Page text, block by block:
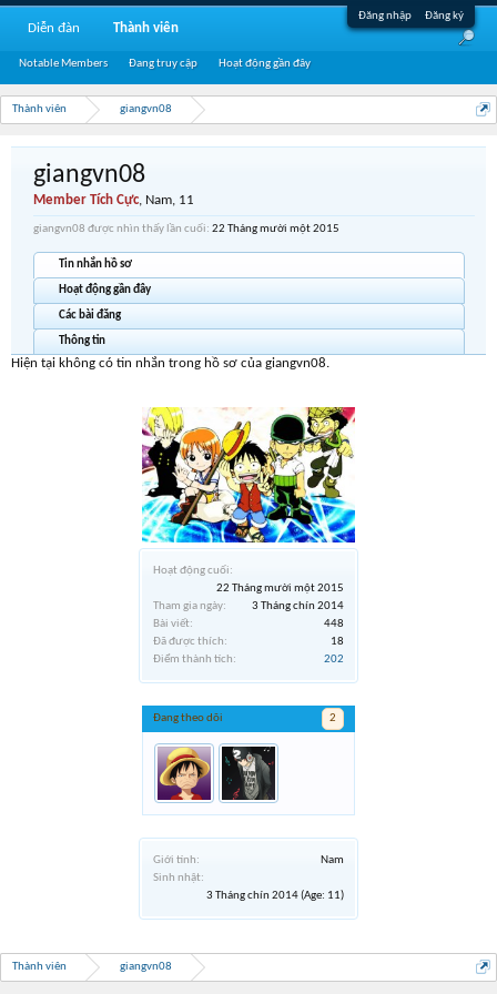
Đăng nhập Đăng ký
Thành viên giangvn08
Hoạt động cuối:
22 Tháng mười một 2015
Tham gia ngày:
3 Tháng chín 2014
Bài viết:
448
Đã được thích:
18
Điểm thành tích:
202
Đang theo dõi 2
Giới tính:
Nam
Sinh nhật:
3 Tháng chín 2014(Age: 11)
giangvn08
Member Tích Cực, Nam, 11
giangvn08 được nhìn thấy lần cuối: 22 Tháng mười một 2015
Tin nhắn hồ sơ
Hoạt động gần đây
Các bài đăng
Thông tin
Hiện tại không có tin nhắn trong hồ sơ của giangvn08.
Thành viên giangvn08
Diễn đàn Thành viên
Notable Members Đang truy cập Hoạt động gần đây